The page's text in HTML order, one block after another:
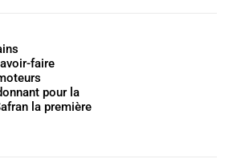
faire
pour la
la première